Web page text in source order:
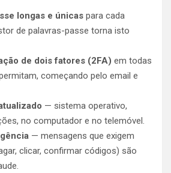
longas e únicas para cada
de palavras-passe torna isto
de dois fatores (2FA) em todas
começando pelo email e
— sistema operativo,
no computador e no telemóvel.
— mensagens que exigem
clicar, confirmar códigos) são